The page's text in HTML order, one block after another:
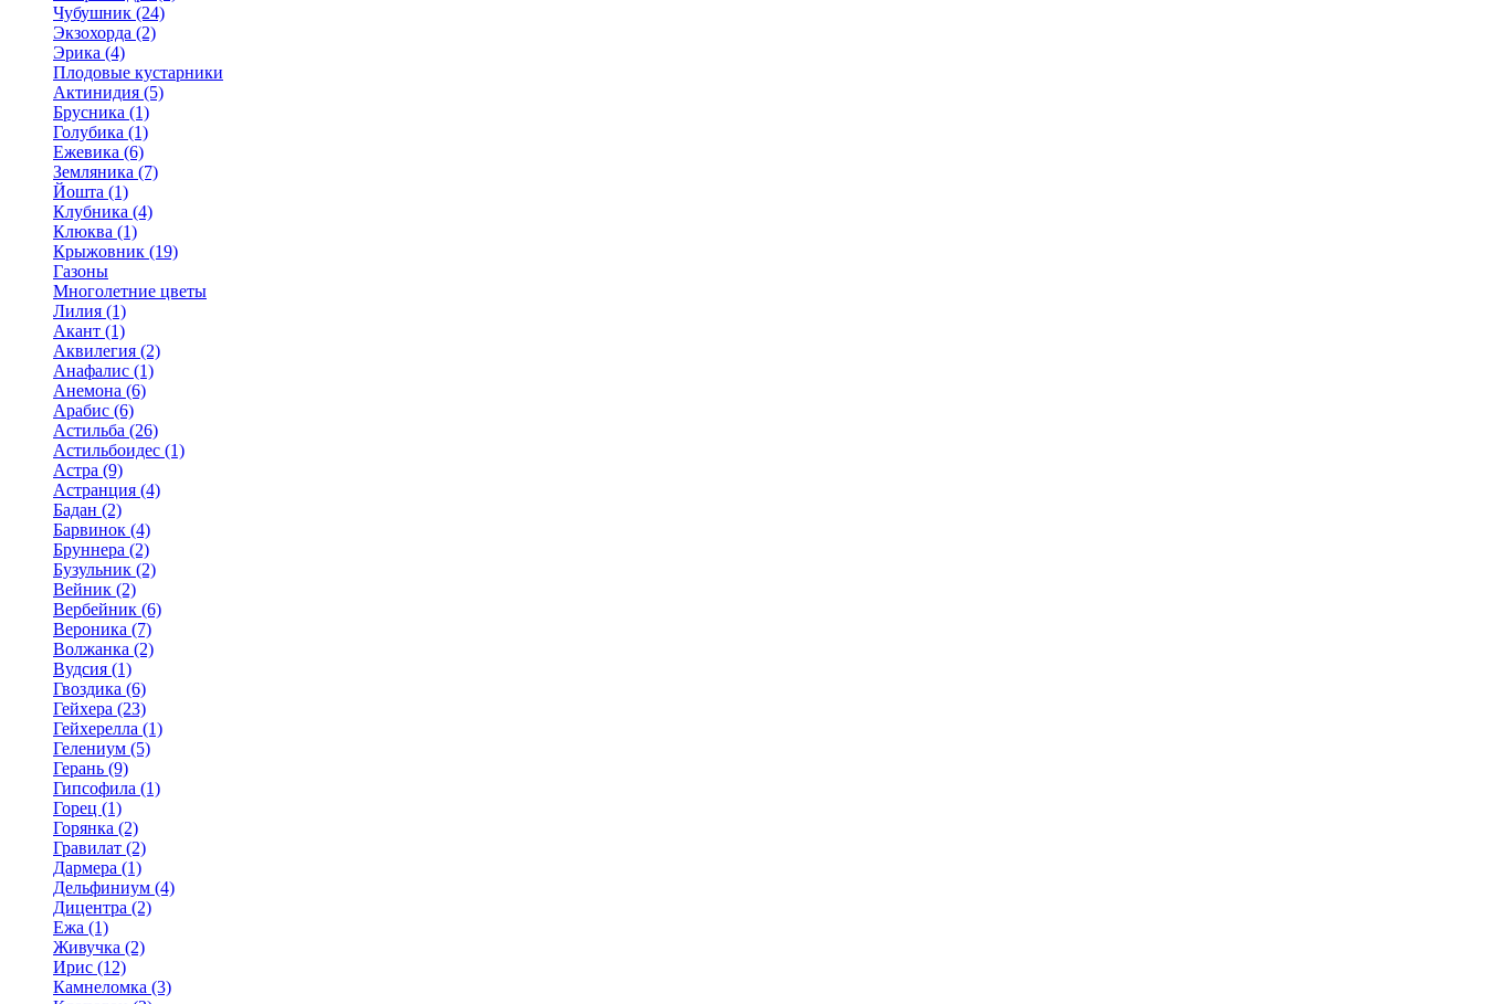
Чубушник (24)
Экзохорда (2)
Эрика (4)
Плодовые кустарники
Актинидия (5)
Брусника (1)
Голубика (1)
Ежевика (6)
Земляника (7)
Йошта (1)
Клубника (4)
Клюква (1)
Крыжовник (19)
Газоны
Многолетние цветы
Лилия (1)
Акант (1)
Аквилегия (2)
Анафалис (1)
Анемона (6)
Арабис (6)
Астильба (26)
Астильбоидес (1)
Астра (9)
Астранция (4)
Бадан (2)
Барвинок (4)
Бруннера (2)
Бузульник (2)
Вейник (2)
Вербейник (6)
Вероника (7)
Волжанка (2)
Вудсия (1)
Гвоздика (6)
Гейхера (23)
Гейхерелла (1)
Гелениум (5)
Герань (9)
Гипсофила (1)
Горец (1)
Горянка (2)
Гравилат (2)
Дармера (1)
Дельфиниум (4)
Дицентра (2)
Ежа (1)
Живучка (2)
Ирис (12)
Камнеломка (3)